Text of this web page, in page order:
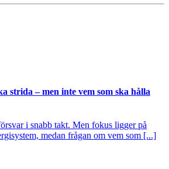
strida – men inte vem som ska hålla
i snabb takt. Men fokus ligger på
medan frågan om vem som [...]